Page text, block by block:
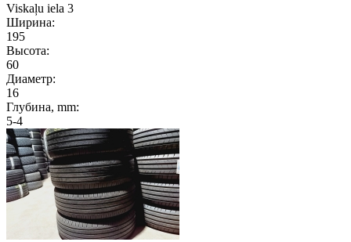
Viskaļu iela 3
Ширина:
195
Высота:
60
Диаметр:
16
Глубина, mm:
5-4